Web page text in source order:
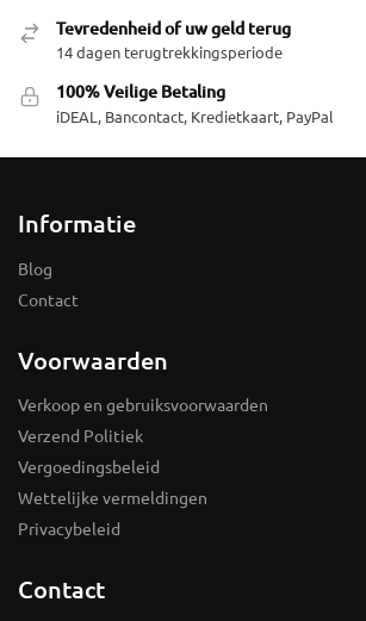
Tevredenheid of uw geld terug
14 dagen terugtrekkingsperiode
100% Veilige Betaling
iDEAL, Bancontact, Kredietkaart, PayPal
Informatie
Blog
Contact
Voorwaarden
Verkoop en gebruiksvoorwaarden
Verzend Politiek
Vergoedingsbeleid
Wettelijke vermeldingen
Privacybeleid
Contact